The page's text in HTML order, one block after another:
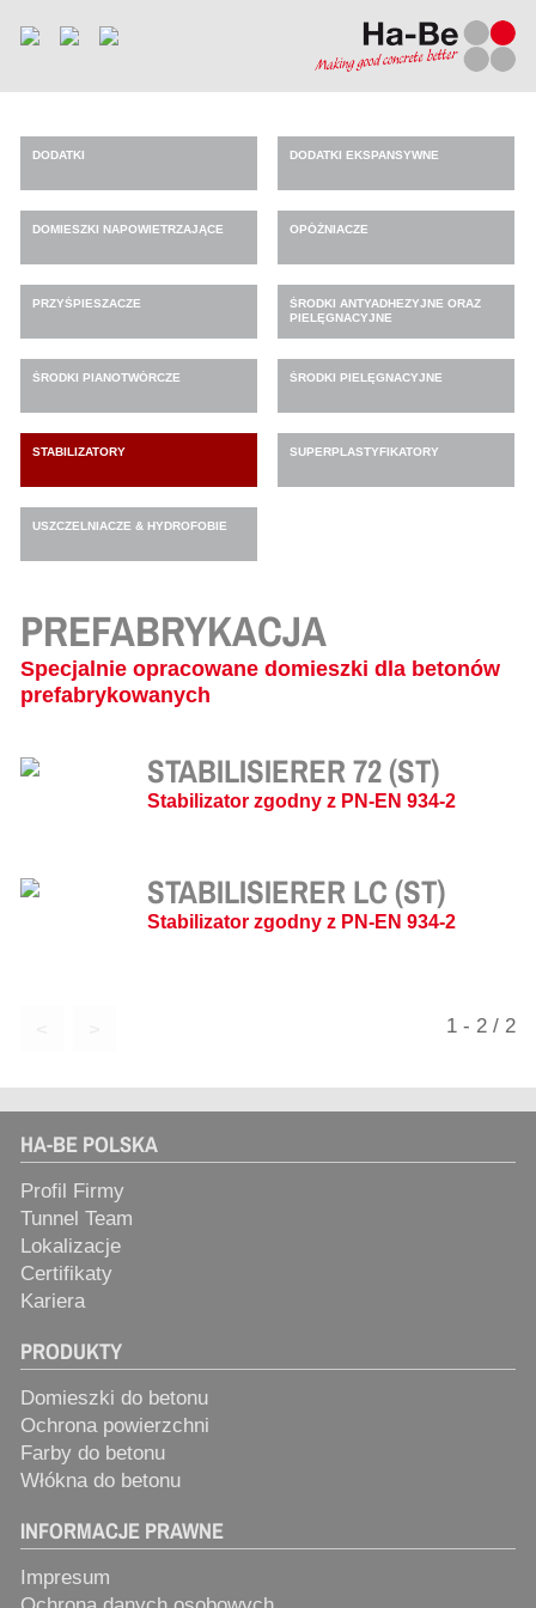
DODATKI DODATKI EKSPANSYWNE
DOMIESZKI NAPOWIETRZAJĄCE OPÓŹNIACZE
PRZYŚPIESZACZE
ŚRODKI ANTYADHEZYJNE ORAZ
PIELĘGNACYJNE
ŚRODKI PIANOTWÓRCZE ŚRODKI PIELĘGNACYJNE
STABILIZATORY SUPERPLASTYFIKATORY
USZCZELNIACZE & HYDROFOBIE
PREFABRYKACJA
Specjalnie opracowane domieszki dla betonów
prefabrykowanych
STABILISIERER 72 (ST)
Stabilizator zgodny z PN-EN 934-2
STABILISIERER LC (ST)
Stabilizator zgodny z PN-EN 934-2
1 - 2 / 2
HA-BE POLSKA
Profil Firmy
Tunnel Team
Lokalizacje
Certifikaty
Kariera
PRODUKTY
Domieszki do betonu
Ochrona powierzchni
Farby do betonu
Włókna do betonu
INFORMACJE PRAWNE
Impresum